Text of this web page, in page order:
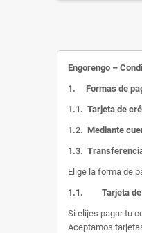
Engorengo –
1. Formas de
1.1. Tarjeta de
1.2. Mediante
1.3.
Elige la forma de
1.1. Tarjeta
Si elijes pagar tu
Aceptamos